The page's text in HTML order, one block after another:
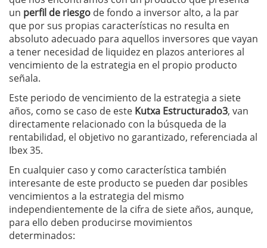
un perfil de riesgo de fondo a inversor alto, a la par
que por sus propias características no resulta en
absoluto adecuado para aquellos inversores que vayan
a tener necesidad de liquidez en plazos anteriores al
vencimiento de la estrategia en el propio producto
señala.
Este periodo de vencimiento de la estrategia a siete
años, como se caso de este Kutxa Estructurado3, van
directamente relacionado con la búsqueda de la
rentabilidad, el objetivo no garantizado, referenciada al
Ibex 35.
En cualquier caso y como característica también
interesante de este producto se pueden dar posibles
vencimientos a la estrategia del mismo
independientemente de la cifra de siete años, aunque,
para ello deben producirse movimientos
determinados: